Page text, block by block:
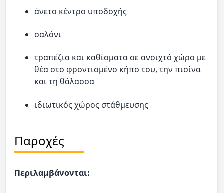
άνετο κέντρο υποδοχής
σαλόνι
τραπέζια και καθίσματα σε ανοιχτό χώρο με
θέα στο φροντισμένο κήπο του, την πισίνα
και τη θάλασσα
ιδιωτικός χώρος στάθμευσης
Παροχές
Περιλαμβάνονται: